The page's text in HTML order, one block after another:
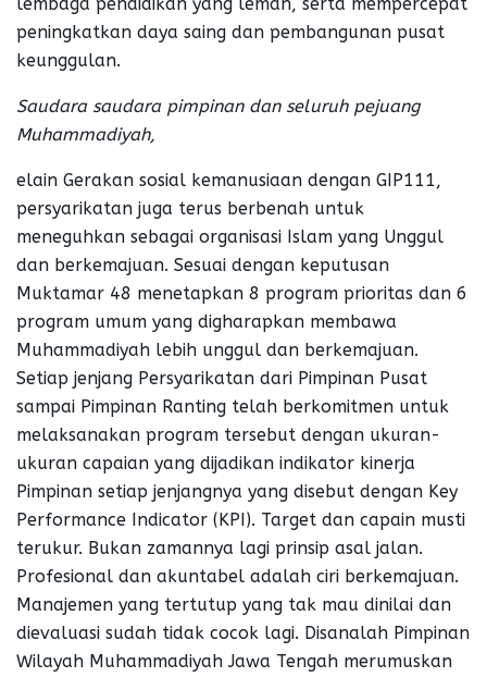
peningkatkan daya saing dan pembangunan pusat
keunggulan.
Saudara saudara pimpinan dan seluruh pejuang
Muhammadiyah,
elain Gerakan sosial kemanusiaan dengan GIP111,
persyarikatan juga terus berbenah untuk
meneguhkan sebagai organisasi Islam yang Unggul
dan berkemajuan. Sesuai dengan keputusan
Muktamar 48 menetapkan 8 program prioritas dan 6
program umum yang digharapkan membawa
Muhammadiyah lebih unggul dan berkemajuan.
Setiap jenjang Persyarikatan dari Pimpinan Pusat
sampai Pimpinan Ranting telah berkomitmen untuk
melaksanakan program tersebut dengan ukuran-
ukuran capaian yang dijadikan indikator kinerja
Pimpinan setiap jenjangnya yang disebut dengan Key
Performance Indicator (KPI). Target dan capain musti
terukur. Bukan zamannya lagi prinsip asal jalan.
Profesional dan akuntabel adalah ciri berkemajuan.
Manajemen yang tertutup yang tak mau dinilai dan
dievaluasi sudah tidak cocok lagi. Disanalah Pimpinan
Wilayah Muhammadiyah Jawa Tengah merumuskan